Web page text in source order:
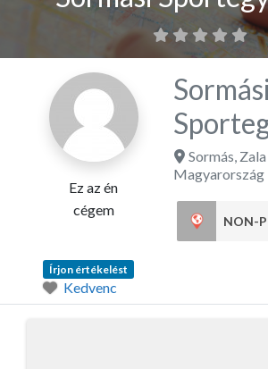
Ez az én
cégem
Sormási
Sormás,
Magyarország
NON-
Írjon értékelést
Kedvenc